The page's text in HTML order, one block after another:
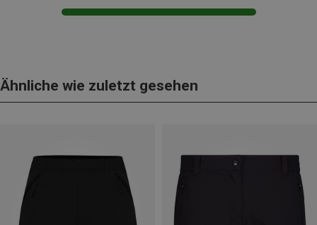
Ähnliche wie zuletzt gesehen